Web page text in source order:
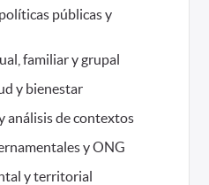
públicas y
familiar y grupal
y bienestar
análisis de contextos
y ONG
y territorial